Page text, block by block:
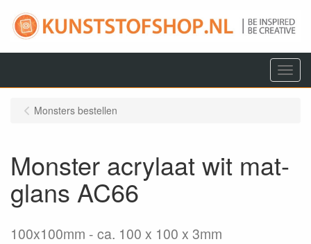
Menu
Monsters bestellen
Monster acrylaat wit mat-
glans AC66
100x100mm ca. 100 x 100 x 3mm